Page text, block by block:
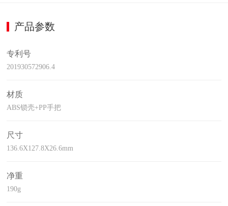
产品参数
专利号
201930572906.4
材质
ABS锁壳+PP手把
尺寸
136.6X127.8X26.6mm
净重
190g